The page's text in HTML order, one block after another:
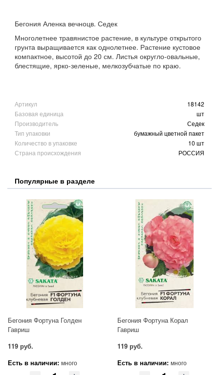
Бегония Аленка вечноцв. Седек
Многолетнее травянистое растение, в культуре открытого
грунта выращивается как однолетнее. Растение кустовое
компактное, высотой до 20 см. Листья округло-овальные,
блестящие, ярко-зеленые, мелкозубчатые по краю.
Артикул
18142
Базовая единица
шт
Производитель
Седек
Тип упаковки
бумажный цветной пакет
Количество в упаковке
10 шт
Страна происхождения
РОССИЯ
Популярные в разделе
Бегония Фортуна Голден
Гавриш
119 руб.
Есть в наличии: много
Бегония Фортуна Корал
Гавриш
119 руб.
Есть в наличии: много